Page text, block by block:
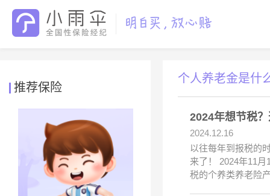
推荐保险
个人养老金是什
2024年想节税
2024.12.16
以往每年到报税的
来了！ 2024年11
税的个养类养老险